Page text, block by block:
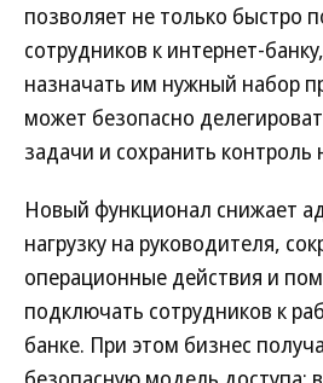
позволяет не только быстро
сотрудников к интернет-
назначать им нужный набор
может безопасно
задачи и сохранить контроль
Новый функционал снижает
нагрузку на руководителя,
операционные действия и
подключать сотрудников к
банке. При этом бизнес